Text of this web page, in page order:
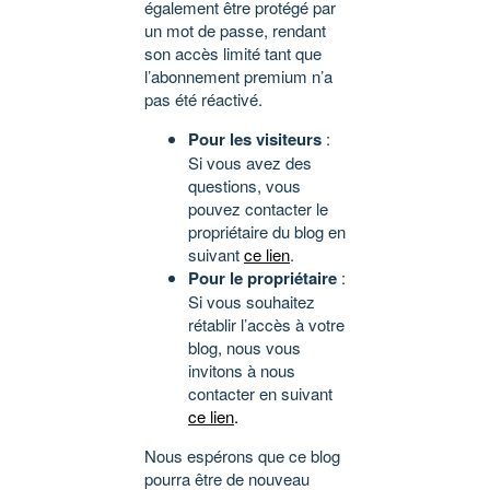
également être protégé par
un mot de passe, rendant
son accès limité tant que
l’abonnement premium n’a
pas été réactivé.
Pour les visiteurs :
Si vous avez des
questions, vous
pouvez contacter le
propriétaire du blog en
suivantce lien.
Pour le propriétaire :
Si vous souhaitez
rétablir l’accès à votre
blog, nous vous
invitons à nous
contacter en suivant
ce lien.
Nous espérons que ce blog
pourra être de nouveau